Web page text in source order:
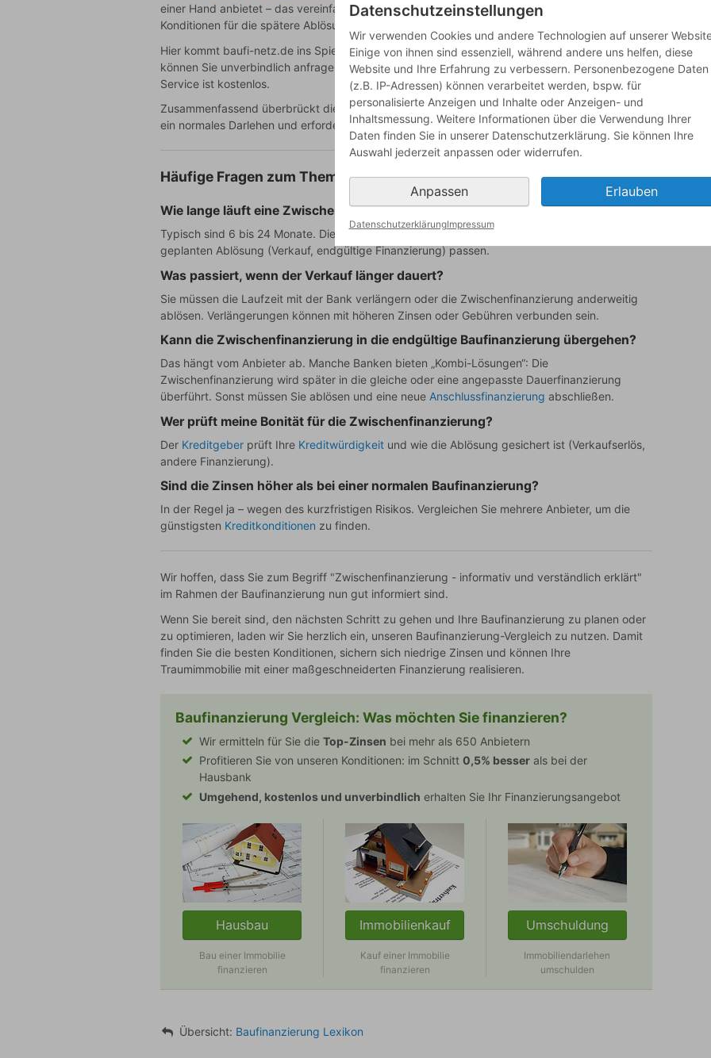
einer Hand anbietet – das vereinfacht die Abwicklung. EinKreditvergleichzeigt auch
Konditionen für die spätere Ablösung durch ein neues
Hier kommt baufi-netz.de ins Spiel: Über denBaufinanzierung-Vergleichvon baufi-netz.de
können Sie unverbindlich anfragen – auch für Zwischen- und Anschlussfinanzierung. Der
Service ist kostenlos.
Zusammenfassend überbrückt die Zwischenfinanzierung eine zeitliche Lücke; sie ist teurer als
ein normales Darlehen und erfordert eine klare Ablöseplanung.
Häufige Fragen zum Thema Zwischenfinanzierung
Wie lange läuft eine Zwischenfinanzierung?
Typisch sind 6 bis 24 Monate. Die genaue Laufzeit vereinbaren Sie mit der Bank; sie muss zur
geplanten Ablösung (Verkauf, endgültige Finanzierung) passen.
Was passiert, wenn der Verkauf länger dauert?
Sie müssen die Laufzeit mit der Bank verlängern oder die Zwischenfinanzierung anderweitig
ablösen. Verlängerungen können mit höheren Zinsen oder Gebühren verbunden sein.
Kann die Zwischenfinanzierung in die endgültige Baufinanzierung übergehen?
Das hängt vom Anbieter ab. Manche Banken bieten „Kombi-Lösungen“: Die
Zwischenfinanzierung wird später in die gleiche oder eine angepasste Dauerfinanzierung
überführt. Sonst müssen Sie ablösen und eine neue Anschlussfinanzierung abschließen.
Wer prüft meine Bonität für die Zwischenfinanzierung?
Der Kreditgeber prüft Ihre Kreditwürdigkeit und wie die Ablösung gesichert ist (Verkaufserlös,
andere Finanzierung).
Sind die Zinsen höher als bei einer normalen Baufinanzierung?
In der Regel ja – wegen des kurzfristigen Risikos. Vergleichen Sie mehrere Anbieter, um die
günstigsten Kreditkonditionen zu finden.
Wir hoffen, dass Sie zum Begriff "Zwischenfinanzierung - informativ und verständlich erklärt"
im Rahmen der Baufinanzierung nun gut informiert sind.
Wenn Sie bereit sind, den nächsten Schritt zu gehen und Ihre Baufinanzierung zu planen oder
zu optimieren, laden wir Sie herzlich ein, unseren Baufinanzierung-Vergleich zu nutzen. Damit
finden Sie die besten Konditionen, sichern sich niedrige Zinsen und können Ihre
Traumimmobilie mit einer maßgeschneiderten Finanzierung realisieren.
Baufinanzierung Vergleich: Was möchten Sie finanzieren?
Wir ermitteln für Sie die Top-Zinsen bei mehr als 650 Anbietern
Profitieren Sie von unseren Konditionen: im Schnitt 0,5% besser als bei der
Hausbank
Umgehend, kostenlos und unverbindlich erhalten Sie Ihr Finanzierungsangebot
Hausbau
Bau einer Immobilie
finanzieren
Immobilienkauf
Kauf einer Immobilie
finanzieren
Umschuldung
Immobiliendarlehen
umschulden
Zinszyklus
Übersicht: Baufinanzierung Lexikon
Datenschutzeinstellungen
Wir verwenden Cookies und andere Technologien auf unserer
Einige von ihnen sind essenziell, während andere uns helfen, diese
Website und Ihre Erfahrung zu verbessern. Personenbezogene Daten
(z.B. IP-Adressen) können verarbeitet werden, bspw. für
personalisierte Anzeigen und Inhalte oder Anzeigen- und
Inhaltsmessung. Weitere Informationen über die Verwendung Ihrer
Daten finden Sie in unserer Datenschutzerklärung. Sie können Ihre
Auswahl jederzeit anpassen oder widerrufen.
Anpassen Erlauben
DatenschutzerklärungImpressum